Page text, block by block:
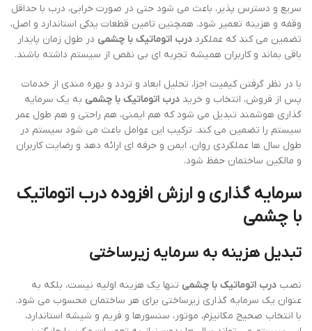
سریع و دسترس پذیر، باعث می شود حتی در صورت خرابی، درب با حداقل
وقفه و هزینه تعمیر شود. همچنین تامین قطعات یدکی استاندارد و اصل،
تضمین می کند که عملکرد درب اتوماتیک با چشمی در طول زمان پایدار
باقی بماند و کاربران همیشه تجربه ای بی نقص از سیستم داشته باشند.
با در نظر گرفتن کیفیت اجزا، تحلیل ابعاد و تردد و بهره مندی از خدمات
پس از فروش، انتخاب و خرید درب اتوماتیک با چشمی به یک سرمایه
گذاری هوشمند تبدیل می شود که هم ایمنی، هم راحتی و هم طول عمر
سیستم را تضمین می کند. ترکیب این عوامل باعث می شود سیستم در
طول سال ها عملکردی روان، ایمن و حرفه ای ارائه دهد و رضایت کاربران
و مالکین ساختمان حفظ شود.
سرمایه گذاری و ارزش افزوده درب اتوماتیک
با چشمی
تبدیل هزینه به سرمایه زیرساختی
نصب درب اتوماتیک با چشمی تنها یک هزینه اولیه نیست، بلکه به
عنوان یک سرمایه گذاری زیرساختی برای هر ساختمان محسوب می شود.
با انتخاب صحیح مکانیزم، موتور، سنسورها و فریم و شیشه استاندارد،